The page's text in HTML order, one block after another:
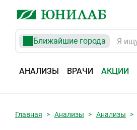
Ближайшие города
АНАЛИЗЫ ВРАЧИ АКЦИИ
Главная Анализы Анализы